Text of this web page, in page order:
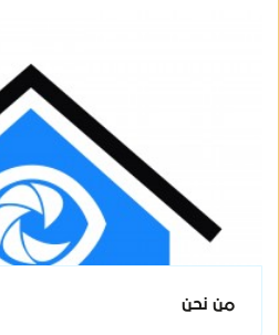
من نحن